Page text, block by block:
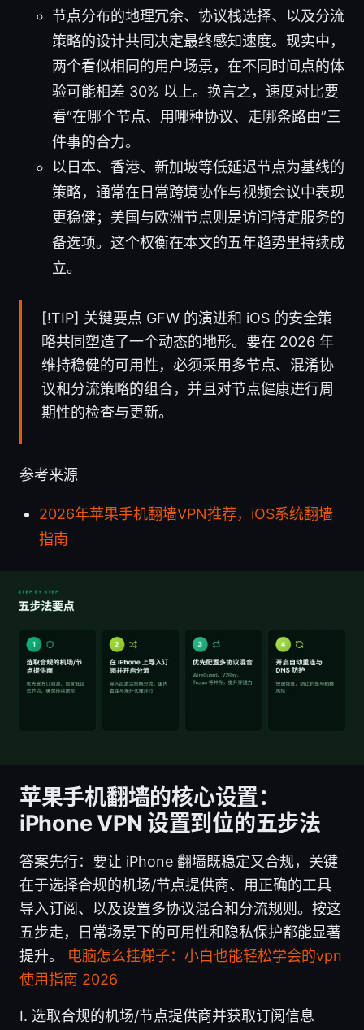
节点分布的地理冗余、协议栈选择、以及分流
策略的设计共同决定最终感知速度。现实中，
两个看似相同的用户场景，在不同时间点的体
验可能相差 30% 以上。换言之，速度对比要
看“在哪个节点、用哪种协议、走哪条路由”三
件事的合力。
以日本、香港、新加坡等低延迟节点为基线的
策略，通常在日常跨境协作与视频会议中表现
更稳健；美国与欧洲节点则是访问特定服务的
备选项。这个权衡在本文的五年趋势里持续成
立。
[!TIP] 关键要点 GFW 的演进和 iOS 的安全策
略共同塑造了一个动态的地形。要在 2026 年
维持稳健的可用性，必须采用多节点、混淆协
议和分流策略的组合，并且对节点健康进行周
期性的检查与更新。
参考来源
2026年苹果手机翻墙VPN推荐，iOS系统翻墙
指南
苹果手机翻墙的核心设置：
iPhone VPN 设置到位的五步法
答案先行：要让 iPhone 翻墙既稳定又合规，关键
在于选择合规的机场/节点提供商、用正确的工具
导入订阅、以及设置多协议混合和分流规则。按这
五步走，日常场景下的可用性和隐私保护都能显著
提升。 电脑怎么挂梯子：小白也能轻松学会的vpn
使用指南 2026
I. 选取合规的机场/节点提供商并获取订阅信息